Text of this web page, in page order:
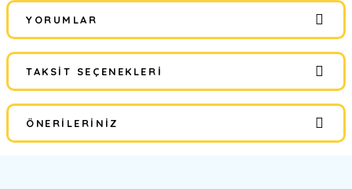
YORUMLAR
Bu ürüne ilk yorumu siz yapın!
Yorum Yaz
TAKSIT SEÇENEKLERI
ÖNERILERINIZ